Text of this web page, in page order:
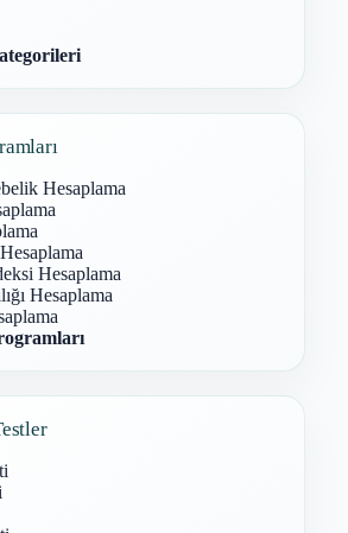
Hesaplama
Hesaplama
Hesaplama